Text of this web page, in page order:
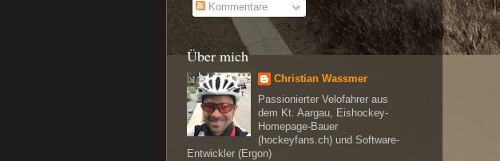
Kommentare
Über mich
Christian Wassmer
Passionierter Velofahrer aus
dem Kt. Aargau, Eishockey-
Homepage-Bauer
(hockeyfans.ch) und Software-
Entwickler (Ergon)